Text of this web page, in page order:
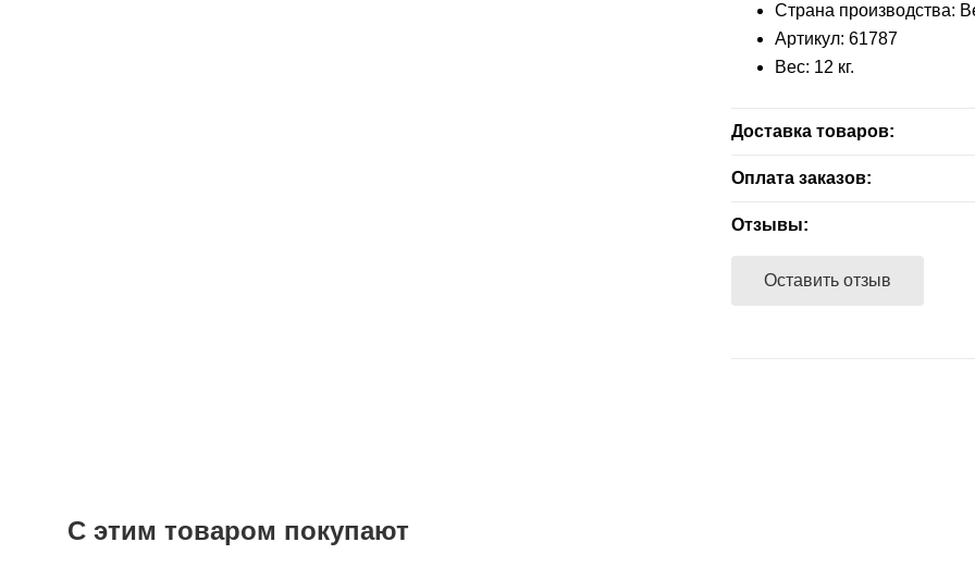
Страна производства:
Артикул: 61787
Вес: 12 кг.
Доставка товаров:
Бесплатная доставка —
доставляются партнерами —
Оплата заказов:
Расчет наличными - при
Расчет безналичный - при
Отзывы:
Оставить отзыв
С этим товаром покупают